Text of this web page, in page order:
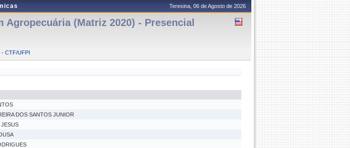
Teresina, 06 de Agosto de 2026
Agropecuária (Matriz 2020) - Presencial
CTF/UFPI
DOS SANTOS JUNIOR
JESUS